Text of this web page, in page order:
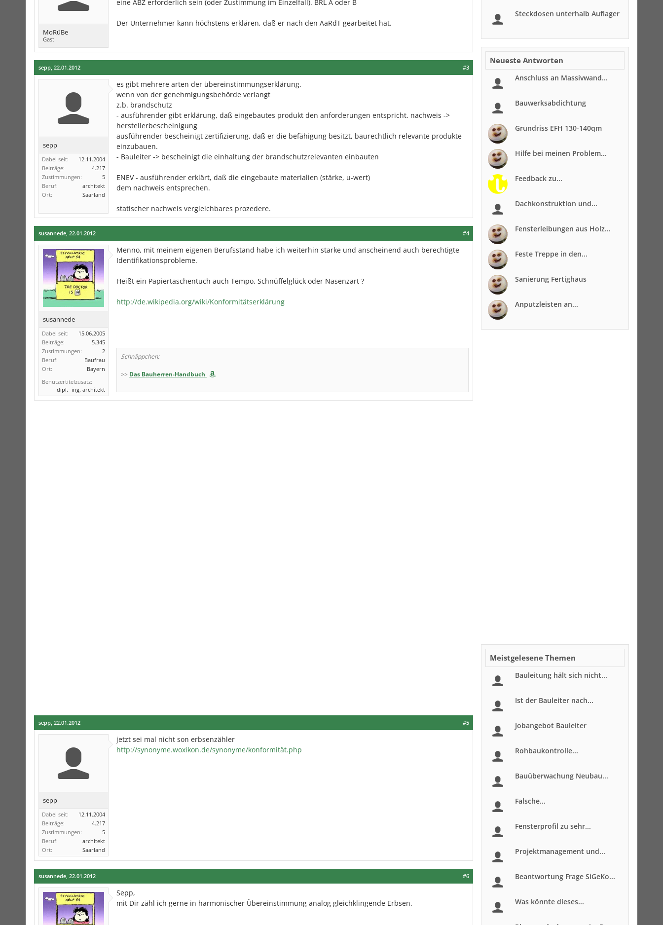
MoRüBe
Gast
eine ABZ erforderlich sein (oder Zustimmung im Einzelfall). BRL A oder B
Der Unternehmer kann höchstens erklären, daß er nach den AaRdT gearbeitet hat.
#3
sepp, 22.01.2012
sepp
Dabei seit:
12.11.2004
Beiträge:
4.217
Zustimmungen:
5
Beruf:
architekt
Ort:
Saarland
es gibt mehrere arten der übereinstimmungserklärung.
wenn von der genehmigungsbehörde verlangt
z.b. brandschutz
- ausführender gibt erklärung, daß eingebautes produkt den anforderungen entspricht. nachweis ->
herstellerbescheinigung
ausführender bescheinigt zertifizierung, daß er die befähigung besitzt, baurechtlich relevante produkte
einzubauen.
- Bauleiter -> bescheinigt die einhaltung der brandschutzrelevanten einbauten
ENEV - ausführender erklärt, daß die eingebaute materialien (stärke, u-wert)
dem nachweis entsprechen.
statischer nachweis vergleichbares prozedere.
#4
susannede, 22.01.2012
susannede
Dabei seit:
15.06.2005
Beiträge:
5.345
Zustimmungen:
2
Beruf:
Baufrau
Ort:
Bayern
Benutzertitelzusatz:
dipl.- ing. architekt
Menno, mit meinem eigenen Berufsstand habe ich weiterhin starke und anscheinend auch berechtigte
Identifikationsprobleme.
Heißt ein Papiertaschentuch auch Tempo, Schnüffelglück oder Nasenzart ?
http://de.wikipedia.org/wiki/Konformitätserklärung
Schnäppchen:
>> Das Bauherren-Handbuch
#5
sepp, 22.01.2012
sepp
Dabei seit:
12.11.2004
Beiträge:
4.217
Zustimmungen:
5
Beruf:
architekt
Ort:
Saarland
jetzt sei mal nicht son erbsenzähler
http://synonyme.woxikon.de/synonyme/konformität.php
#6
susannede, 22.01.2012
Sepp,
mit Dir zähl ich gerne in harmonischer Übereinstimmung analog gleichklingende Erbsen.
Steckdosen unterhalb Auflager
Neueste Antworten
Anschluss an Massivwand...
Bauwerksabdichtung
Grundriss EFH 130-140qm
Hilfe bei meinen Problem...
Feedback zu...
Dachkonstruktion und...
Fensterleibungen aus Holz...
Feste Treppe in den...
Sanierung Fertighaus
Anputzleisten an...
Meistgelesene Themen
Bauleitung hält sich nicht...
Ist der Bauleiter nach...
Jobangebot Bauleiter
Rohbaukontrolle...
Bauüberwachung Neubau...
Falsche...
Fensterprofil zu sehr...
Projektmanagement und...
Beantwortung Frage SiGeKo...
Was könnte dieses...